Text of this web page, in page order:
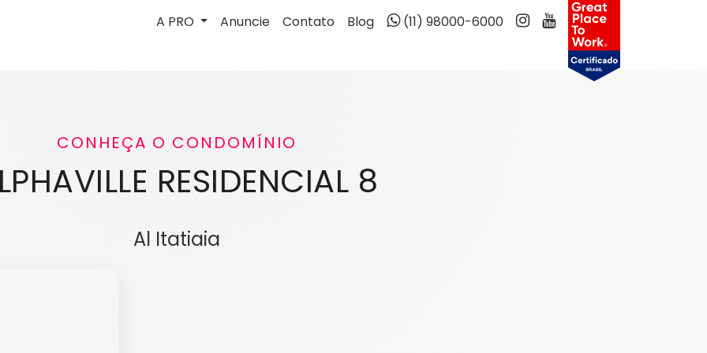
A PRO Anuncie Contato Blog (11) 98000-6000
CONHEÇA O CONDOMÍNIO
RESIDENCIAL 8
Al Itatiaia